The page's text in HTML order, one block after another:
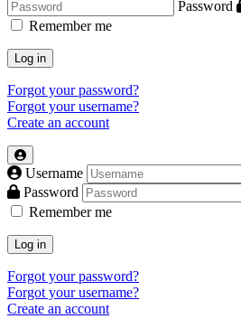
Password
Remember me
Log in
Forgot your password?
Forgot your username?
Create an account
Username
Password
Remember me
Log in
Forgot your password?
Forgot your username?
Create an account